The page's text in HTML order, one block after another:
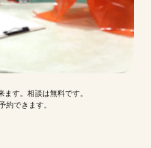
す。相談は無料です。
約できます。